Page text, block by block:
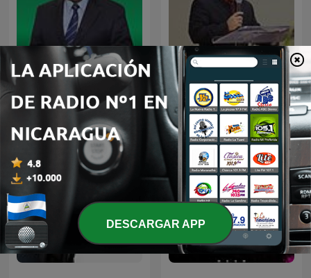
Alejandro Bullón Podcast Predicas & Reflexiones
DESCARGAR APP